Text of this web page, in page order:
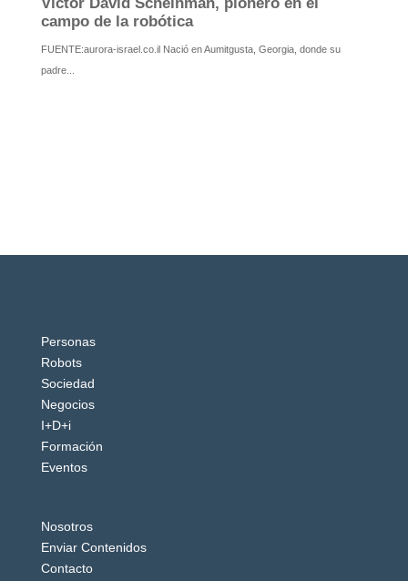
Personas
Robots
Sociedad
Negocios
I+D+i
Formación
Eventos
Nosotros
Enviar Contenidos
Contacto